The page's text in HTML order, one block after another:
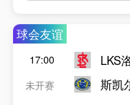
球会友谊
17:00
未开赛
LKS
斯凯